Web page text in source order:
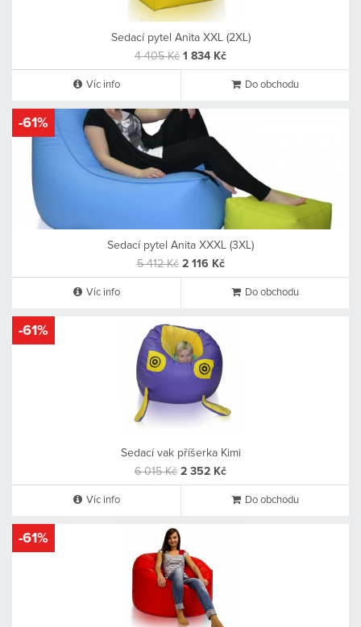
Sedací pytel Anita XXL (2XL)
4 405 Kč 1 834 Kč
Víc info Do obchodu
-61%
Sedací pytel Anita XXXL (3XL)
5 412 Kč 2 116 Kč
Víc info Do obchodu
-61%
Sedací vak příšerka Kimi
6 015 Kč 2 352 Kč
Víc info Do obchodu
-61%